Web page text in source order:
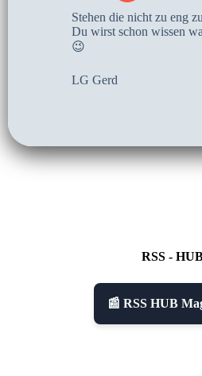
Stehen die nicht zu eng
Du wirst schon wissen
😉
LG Gerd
RSS -
📰 RSS HUB